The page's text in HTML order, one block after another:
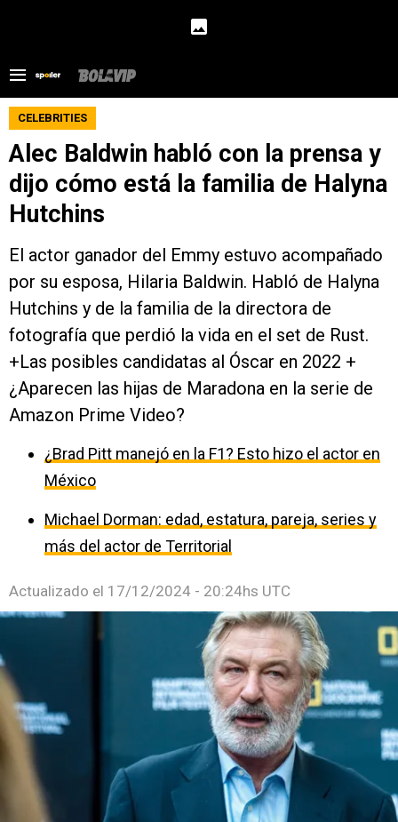
CELEBRITIES
Alec Baldwin habló con la prensa y
dijo cómo está la familia de Halyna
Hutchins
El actor ganador del Emmy estuvo acompañado
por su esposa, Hilaria Baldwin. Habló de Halyna
Hutchins y de la familia de la directora de
fotografía que perdió la vida en el set de Rust.
+Las posibles candidatas al Óscar en 2022 +
¿Aparecen las hijas de Maradona en la serie de
Amazon Prime Video?
¿Brad Pitt manejó en la F1? Esto hizo el actor en
México
Michael Dorman: edad, estatura, pareja, series y
más del actor de Territorial
Actualizado el 17/12/2024 - 20:24hs UTC